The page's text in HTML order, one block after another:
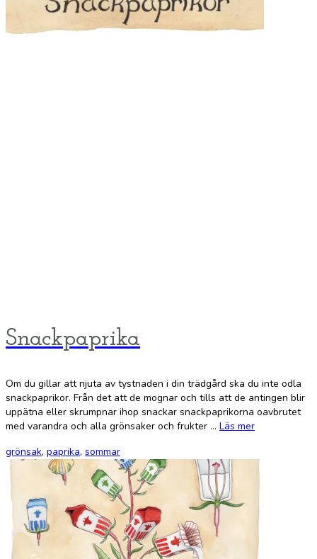
Snackpaprika
Om du gillar att njuta av tystnaden i din trädgård ska du inte odla
snackpaprikor. Från det att de mognar och tills att de antingen blir
uppätna eller skrumpnar ihop snackar snackpaprikorna oavbrutet
med varandra och alla grönsaker och frukter … Läs mer
grönsak, paprika, sommar